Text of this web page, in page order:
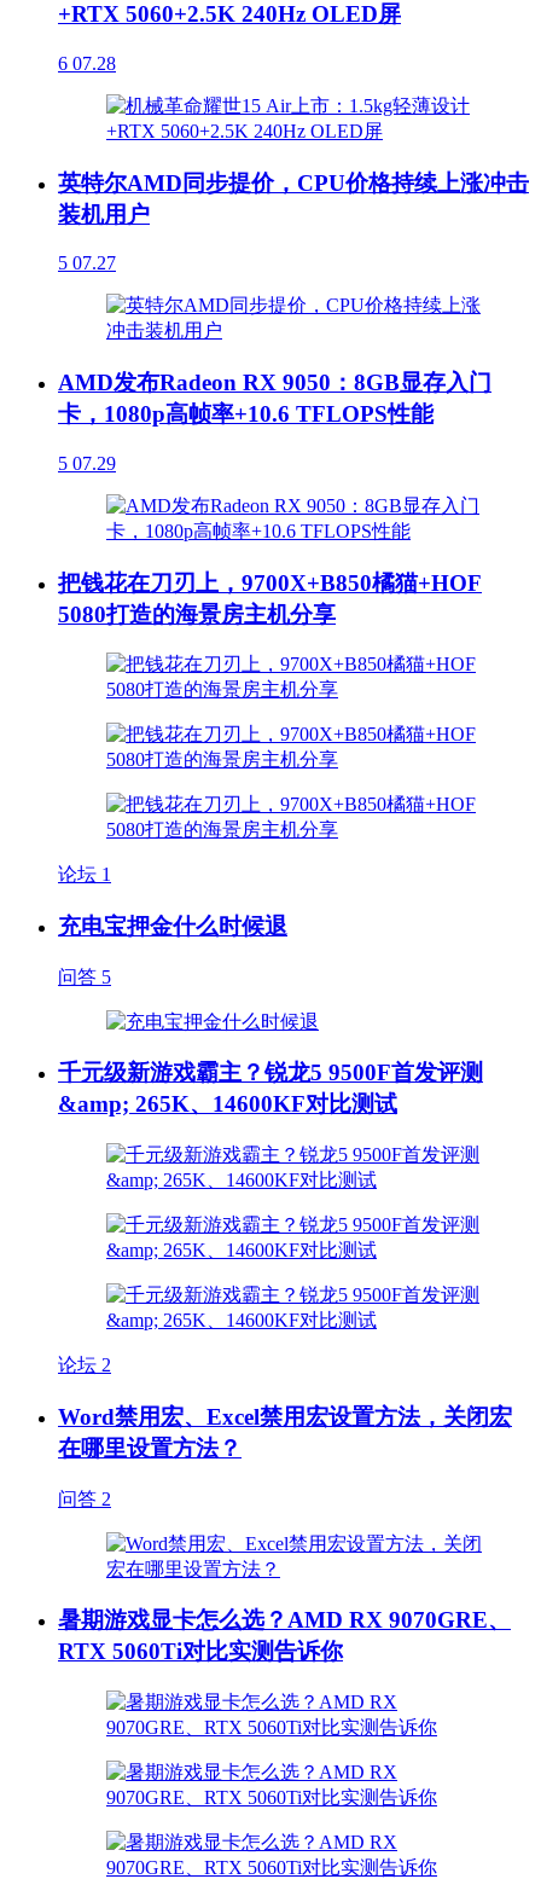
+RTX 5060+2.5K 240Hz OLED屏
6 07.28
英特尔AMD同步提价，CPU价格持续上涨冲击
装机用户
5 07.27
AMD发布Radeon RX 9050：8GB显存入门
卡，1080p高帧率+10.6 TFLOPS性能
5 07.29
把钱花在刀刃上，9700X+B850橘猫+HOF
5080打造的海景房主机分享
论坛 1
充电宝押金什么时候退
问答 5
千元级新游戏霸主？锐龙5 9500F首发评测
&amp; 265K、14600KF对比测试
论坛 2
Word禁用宏、Excel禁用宏设置方法，关闭宏
在哪里设置方法？
问答 2
暑期游戏显卡怎么选？AMD RX 9070GRE、
RTX 5060Ti对比实测告诉你